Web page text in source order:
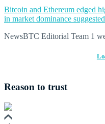
Bitcoin and Ethereum edged
in market dominance
NewsBTC Editorial Team 1
Reason to trust